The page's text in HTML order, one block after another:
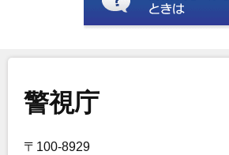
警視庁
〒100-8929